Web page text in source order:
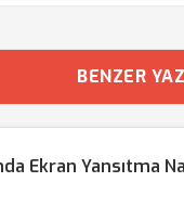
BENZER
Ekran Yansıtma